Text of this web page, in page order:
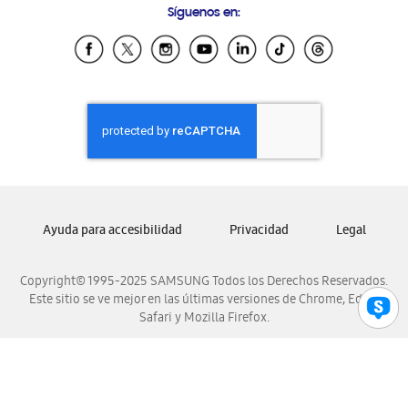
Samsung Ecuador
Samsung El Salvador
Samsung Honduras
Samsung Nicaragua
Samsung Panamá
Samsung Venezuela
Síguenos en:
Copyright© 1995-2025 SAMSUNG Todos los Derechos Reservados.
Este sitio se ve mejor en las últimas versiones de Chrome, Edge,
Safari y Mozilla Firefox.
Ayuda para accesibilidad Privacidad Legal